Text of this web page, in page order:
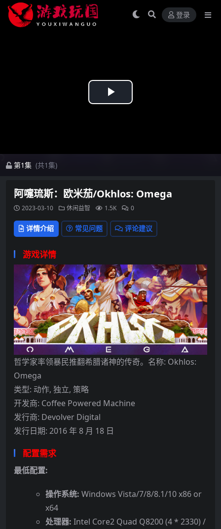
登录
Play
第1集 (共1集)
阿嚏琉斯：欧米茄/Okhlos: Omega
2023-03-10 休闲益智 1.5K 0
详情介绍 常见问题 评论建议
游戏详情
哲学家率领暴民推翻希腊诸神的传奇。名称: Okhlos:
Omega
类型: 动作, 独立, 策略
开发商: Coffee Powered Machine
发行商: Devolver Digital
发行日期: 2016 年 8 月 18 日
配置需求
最低配置:
操作系统: Windows Vista/7/8/8.1/10 x86 or
x64
处理器: Intel Core2 Quad Q8200 (4 * 2330) /